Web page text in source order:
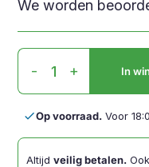
We worden
Handshake
Mouse
Wireless
VS4
- + In
doneOp voorraad. Voor
Altijdveilig betalen.